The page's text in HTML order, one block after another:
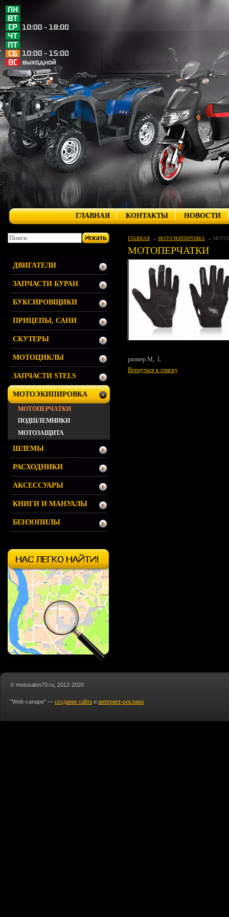
ГЛАВНАЯ КОНТАКТЫ НОВОСТИ
ГЛАВНАЯ МОТОЭКИПИРОВКА
МОТОПЕРЧАТКИ
размер M, L
Вернуться к списку
ДВИГАТЕЛИ
ЗАПЧАСТИ БУРАН
БУКСИРОВЩИКИ
ПРИЦЕПЫ, САНИ
СКУТЕРЫ
МОТОЦИКЛЫ
ЗАПЧАСТИ STELS
МОТОЭКИПИРОВКА
МОТОПЕРЧАТКИ
ПОДШЛЕМНИКИ
МОТОЗАЩИТА
ШЛЕМЫ
РАСХОДНИКИ
АКСЕССУАРЫ
КНИГИ И МАНУАЛЫ
БЕНЗОПИЛЫ
© motosalon70.ru, 2012-2020
"Web-canape" — создание сайта и интернет-реклама